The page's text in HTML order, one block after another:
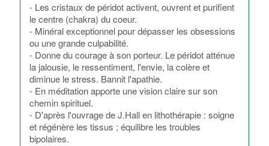
- Les cristaux de péridot activent, ouvrent et purifient
le centre (chakra) du coeur.
- Minéral exceptionnel pour dépasser les obsessions
ou une grande culpabilité.
- Donne du courage à son porteur. Le péridot atténue
la jalousie, le ressentiment, l'envie, la colère et
diminue le stress. Bannit l'apathie.
- En méditation apporte une vision claire sur son
chemin spirituel.
- D'après l'ouvrage de J.Hall en lithothérapie : soigne
et régénère les tissus ; équilibre les troubles
bipolaires.